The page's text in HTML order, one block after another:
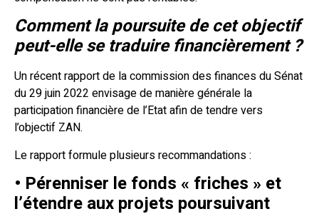
Comment la poursuite de cet objectif
peut-elle se traduire financièrement ?
Un récent rapport de la commission des finances du Sénat
du 29 juin 2022 envisage de manière générale la
participation financière de l’Etat afin de tendre vers
l’objectif ZAN.
Le rapport formule plusieurs recommandations :
• Pérenniser le fonds « friches » et
l’étendre aux projets poursuivant